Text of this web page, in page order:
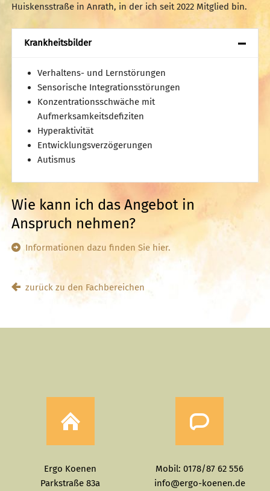
Huiskensstraße in Anrath, in der ich seit 2022 Mitglied bin.
Krankheitsbilder
Verhaltens- und Lernstörungen
Sensorische Integrationsstörungen
Konzentrationsschwäche mit
Aufmerksamkeitsdefiziten
Hyperaktivität
Entwicklungsverzögerungen
Autismus
Wie kann ich das Angebot in
Anspruch nehmen?
Informationen dazu finden Sie hier.
zurück zu den Fachbereichen
Ergo Koenen
Parkstraße 83a
Mobil: 0178/87 62 556
info@ergo-koenen.de